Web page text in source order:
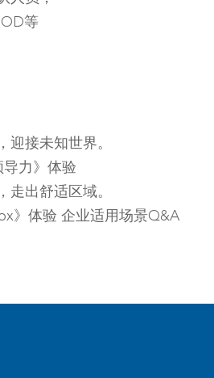
等
迎接未知世界。
力》体验
走出舒适区域。
》体验 企业适用场景Q&A